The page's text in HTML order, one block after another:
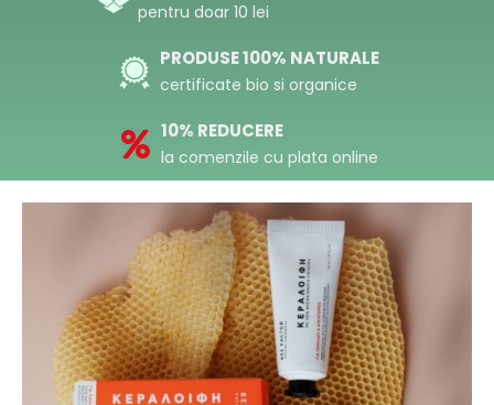
pentru doar 10 lei
PRODUSE 100% NATURALE
certificate bio si organice
10% REDUCERE
la comenzile cu plata online